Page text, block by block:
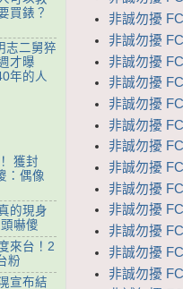
非誠勿擾
非誠勿擾
非誠勿擾
非誠勿擾
非誠勿擾
非誠勿擾
非誠勿擾
非誠勿擾
非誠勿擾
非誠勿擾
非誠勿擾
非誠勿擾
非誠勿擾
買錶？
志二舅猝
才曝
年的人
獲封
：偶像
的現身
嚇傻
來台！2
粉
宣布結